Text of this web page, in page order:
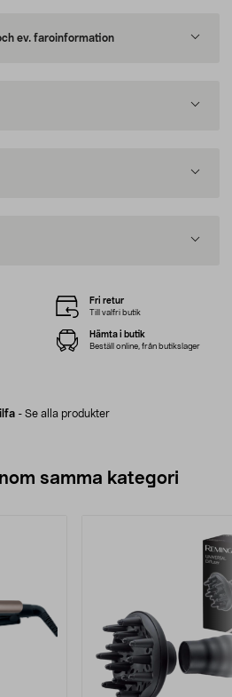
ev. faroinformation
- Se alla produkter
Fri retur
Till valfri butik
Hämta i butik
Beställ online, från butikslager
samma kategori